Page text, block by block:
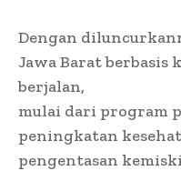
Dengan
Jawa Barat berbasis
berjalan,
mulai dari program
peningkatan
pengentasan